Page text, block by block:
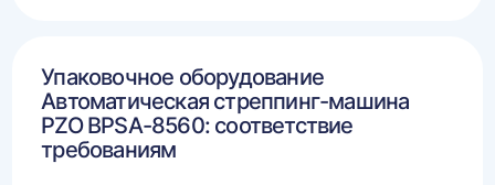
Упаковочное оборудование
Автоматическая стреппинг-машина
PZO BPSA-8560: соответствие
требованиям